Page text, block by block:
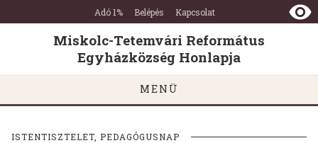
Miskolc-
Tetemvári
Református
Egyházközség
Honlapja
Ugrás a tartalomra
Ugrás a láblécre
Adó 1% Belépés Kapcsolat
Miskolc-Tetemvári Református
Egyházközség Honlapja
MENÜ
ISTENTISZTELET, PEDAGÓGUSNAP